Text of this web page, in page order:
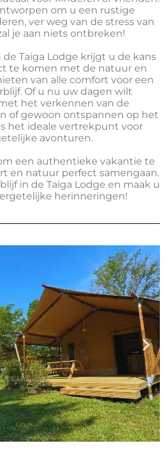
om u een rustige
ver weg van de stress van
je aan niets ontbreken!
Taïga Lodge krijgt u de kans
te komen met de natuur en
van alle comfort voor een
Of u nu uw dagen wilt
het verkennen van de
of gewoon ontspannen op het
het ideale vertrekpunt voor
avonturen.
een authentieke vakantie te
en natuur perfect samengaan.
in de Taïga Lodge en maak u
herinneringen!